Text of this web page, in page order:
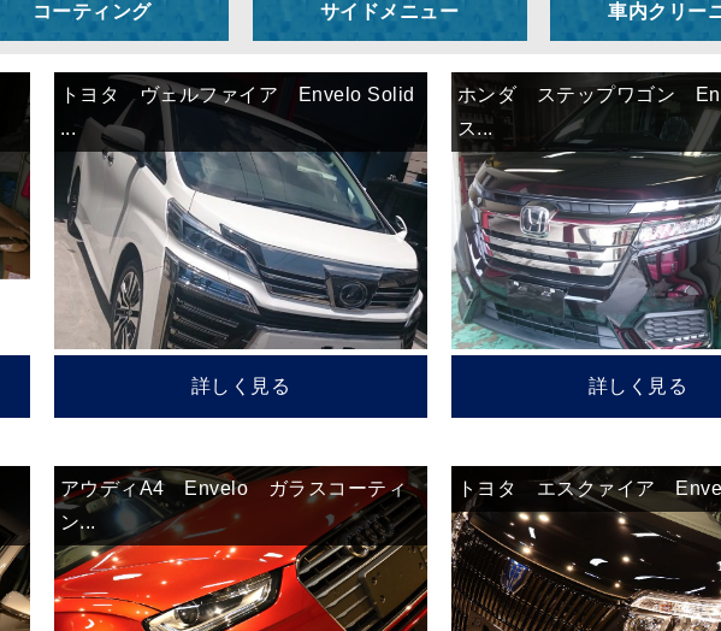
コーティング サイドメニュー 車内クリー
トヨタ ヴェルファイア Envelo Solid
...
詳しく見る
ホンダ ステップワゴン
ス...
詳しく見る
アウディA4 Envelo ガラスコーティ
ン...
トヨタ エスクァイア